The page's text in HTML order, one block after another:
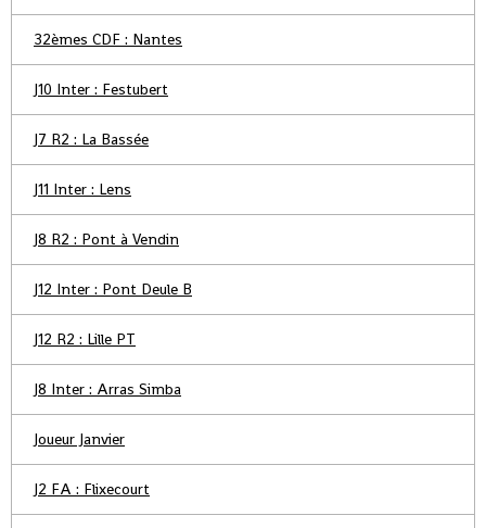
32èmes CDF : Nantes
J10 Inter : Festubert
J7 R2 : La Bassée
J11 Inter : Lens
J8 R2 : Pont à Vendin
J12 Inter : Pont Deule B
J12 R2 : Lille PT
J8 Inter : Arras Simba
Joueur Janvier
J2 FA : Flixecourt